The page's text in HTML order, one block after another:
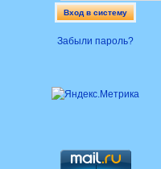
Забыли пароль?